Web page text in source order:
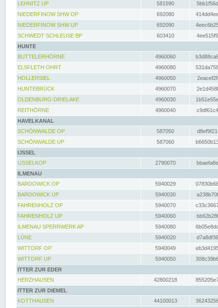
LEHNITZ UP
581590
NIEDERFINOW SHW OP
692080
NIEDERFINOW SHW UP
692090
SCHWEDT SCHLEUSE BP
603410
HUNTE
BUTTELERHÖRNE
4960060
ELSFLETH OHRT
4960080
HOLLERSIEL
4960050
HUNTEBRÜCK
4960070
OLDENBURG-DRIELAKE
4960030
REITHÖRNE
4960040
HAVELKANAL
SCHÖNWALDE OP
587050
SCHÖNWALDE UP
587060
IJSSEL
IJSSELKOP
2790070
ILMENAU
BARDOWICK OP
5940029
BARDOWICK UP
5940030
FAHRENHOLZ OP
5940070
FAHRENHOLZ UP
5940060
ILMENAU SPERRWERK AP
5940080
LÜNE
5940020
WITTORF OP
5940049
WITTORF UP
5940050
ITTER ZUR EDER
HERZHAUSEN
42800218
ITTER ZUR DIEMEL
KOTTHAUSEN
44100013